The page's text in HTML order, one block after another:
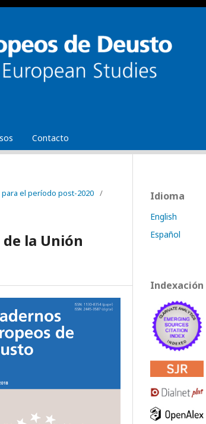
Contacto
el período post-2020 /
la Unión
Idioma
English
Español
Indexación